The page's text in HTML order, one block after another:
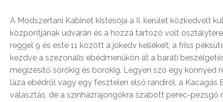
A Módszertani Kabinet kistesója a II. kerület közkedvelt
központjának udvarán és a hozzá tartozó volt
reggel 9 és este 11 között a jókedv kellékeit, a friss
kezdve a szezonális ebédmenükön át a baráti
megízesítő sörökig és borokig. Legyen szó egy könnyed
laza ebédről vagy egy fesztelen első randiról, a Kacagás
választás, de a színházrajongókra szabott perec-pezsgő